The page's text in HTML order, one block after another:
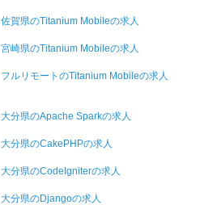
佐賀県のTitanium Mobileの求人
宮崎県のTitanium Mobileの求人
フルリモートのTitanium Mobileの求人
大分県のApache Sparkの求人
大分県のCakePHPの求人
大分県のCodeIgniterの求人
大分県のDjangoの求人